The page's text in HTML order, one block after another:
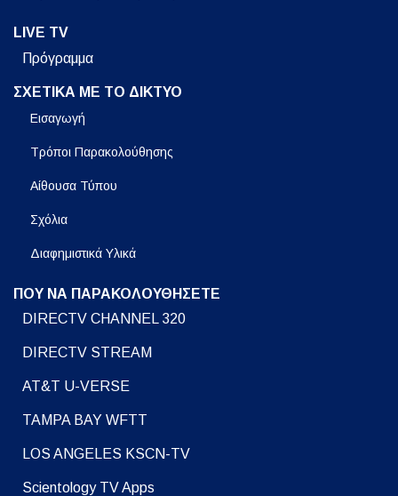
LIVE TV
Πρόγραμμα
ΣΧΕΤΙΚΑ ΜΕ ΤΟ ΔΙΚΤΥΟ
Εισαγωγή
Τρόποι Παρακολούθησης
Αίθουσα Τύπου
Σχόλια
Διαφημιστικά Υλικά
ΠΟΥ ΝΑ ΠΑΡΑΚΟΛΟΥΘΗΣΕΤΕ
DIRECTV CHANNEL 320
DIRECTV STREAM
AT&T U-VERSE
TAMPA BAY WFTT
LOS ANGELES KSCN-TV
Scientology TV Apps